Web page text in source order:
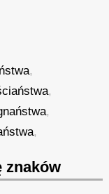
,
,
,
,
znaków